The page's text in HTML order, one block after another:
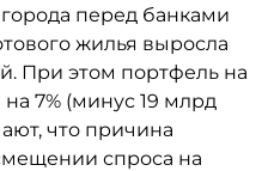
перед банками
жилья выросла
При этом портфель на
7% (минус 19 млрд
что причина
спроса на